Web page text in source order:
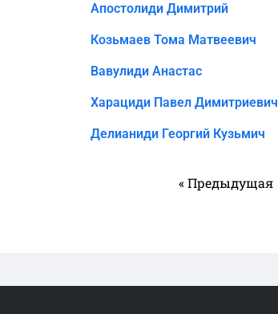
Апостолиди Димитрий
Козьмаев Тома Матвеевич
Вавулиди Анастас
Харациди Павел Димитриевич
Делианиди Георгий Кузьмич
« Предыдущая